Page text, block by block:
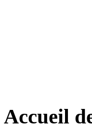
Accueil